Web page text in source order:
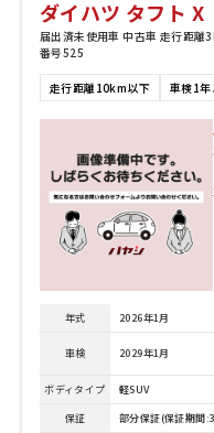
ダイハツ タフト X
届出済未使用車 中古車 走行距
番号525
走行距離10km以下 車検1年
年式 2026年1月
車検 2029年1月
ボディタイプ
軽SUV
保証
部分保証(保証期間